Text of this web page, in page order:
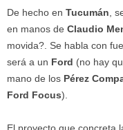
De hecho en Tucumán ,
en manos de Claudio
movida?. Se habla con
será a un Ford (no hay
mano de los Pérez
Ford Focus).